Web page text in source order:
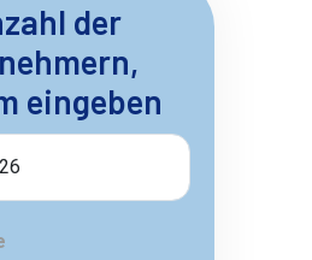
der
eingeben